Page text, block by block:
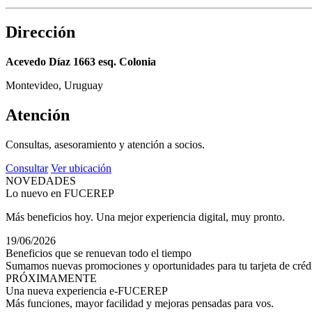
Dirección
Acevedo Díaz 1663 esq. Colonia
Montevideo, Uruguay
Atención
Consultas, asesoramiento y atención a socios.
Consultar Ver ubicación
NOVEDADES
Lo nuevo en FUCEREP
Más beneficios hoy. Una mejor experiencia digital, muy pronto.
19/06/2026
Beneficios que se renuevan todo el tiempo
Sumamos nuevas promociones y oportunidades para tu tarjeta de
PRÓXIMAMENTE
Una nueva experiencia e-FUCEREP
Más funciones, mayor facilidad y mejoras pensadas para vos.